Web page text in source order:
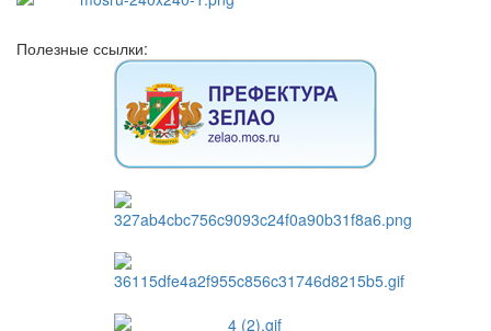
Полезные ссылки: